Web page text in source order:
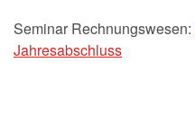
Seminar Rechnungswesen:
Jahresabschluss